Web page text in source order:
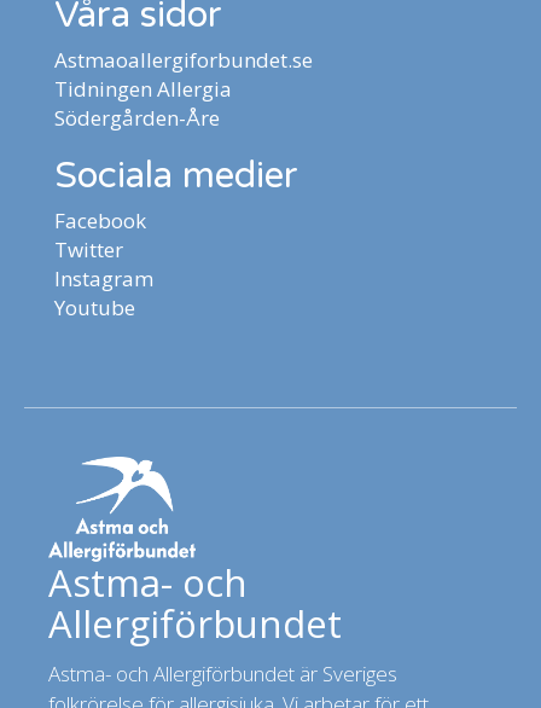
Våra sidor
Astmaoallergiforbundet.se
Tidningen Allergia
Södergården-Åre
Sociala medier
Facebook
Twitter
Instagram
Youtube
Astma- och
Allergiförbundet
Astma- och Allergiförbundet är Sveriges